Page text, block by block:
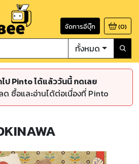
จัดการอีบุ๊ก (0)
ทั้งหมด
ป Pinto ได้แล้ววันนี้ กดเลย
ซื้อและอ่านได้ต่อเนื่องที่ Pinto